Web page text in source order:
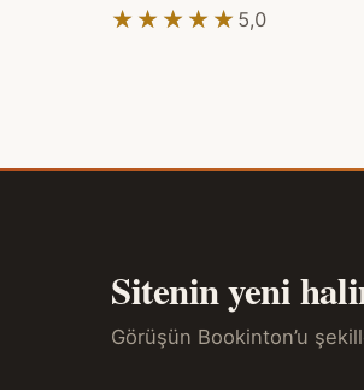
★★★★★
★★★★★ 5,0
Sitenin yeni
Görüşün Bookinton’u